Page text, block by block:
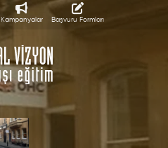
Kampanyalar Başvuru Formları